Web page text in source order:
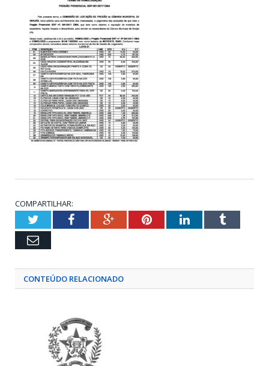
COMPARTILHAR:
TwitterFacebookGoogle+PinterestLinkedInTumblr
Email
CONTEÚDO RELACIONADO